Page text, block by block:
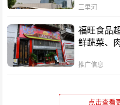
三里河
福旺食品
鲜蔬菜、
推广信息
点击查看